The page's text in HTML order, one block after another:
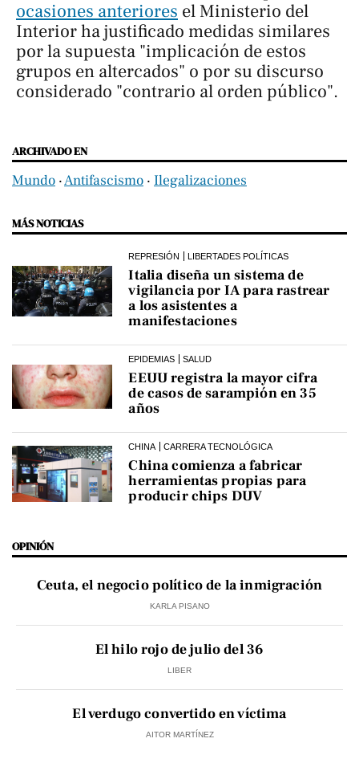
ocasiones anteriores el Ministerio del
Interior ha justificado medidas similares
por la supuesta "implicación de estos
grupos en altercados" o por su discurso
considerado "contrario al orden público".
ARCHIVADO EN
Mundo ‧Antifascismo ‧ Ilegalizaciones
MÁS NOTICIAS
REPRESIÓN LIBERTADES POLÍTICAS
Italia diseña un sistema de
vigilancia por IA para rastrear
a los asistentes a
manifestaciones
EPIDEMIAS SALUD
EEUU registra la mayor cifra
de casos de sarampión en 35
años
CHINA CARRERA TECNOLÓGICA
China comienza a fabricar
herramientas propias para
producir chips DUV
OPINIÓN
Ceuta, el negocio político de la inmigración
KARLA PISANO
El hilo rojo de julio del 36
LIBER
El verdugo convertido en víctima
AITOR MARTÍNEZ